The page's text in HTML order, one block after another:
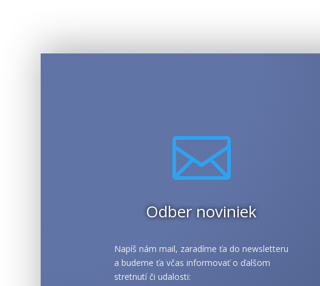

Odber noviniek
Napíš nám mail, zaradíme ťa do newsletteru
a budeme ťa včas informovať o ďalšom
stretnutí či udalosti: